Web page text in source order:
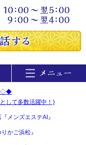
◇◆
して多数活躍中！)
メンズエステAI』
かご浜松』